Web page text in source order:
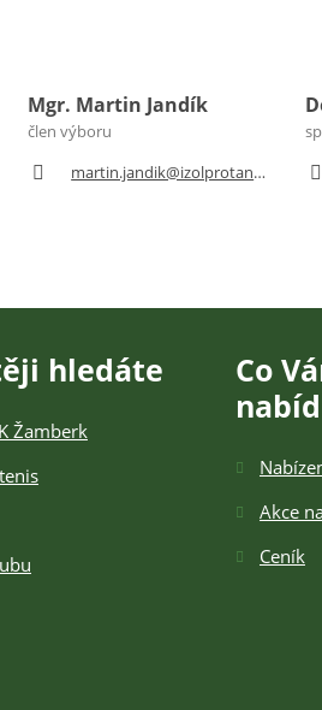
Mgr. Martin Jandík
člen výboru
martin.jandik@izolprotan.cz
hledáte
Žamberk
Co
Akce
Ceník